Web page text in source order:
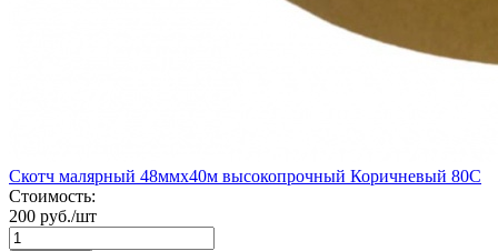
Скотч малярный 48ммх40м высокопрочный Коричневый 80С
Стоимость:
200 руб./шт